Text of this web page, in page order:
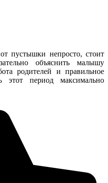
пустышки непросто, стоит
объяснить малышу
родителей и правильное
этот период максимально